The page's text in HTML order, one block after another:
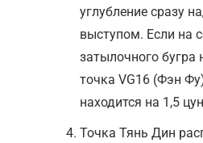
углубление сразу
выступом. Если на
затылочного бугра
точка VG16 (Фэн
находится на 1,5
Точка Тянь Дин